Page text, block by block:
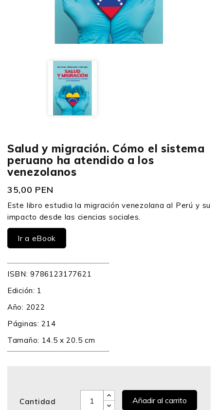
Salud y migración. Cómo el sistema
peruano ha atendido a los
venezolanos
35,00 PEN
Este libro estudia la migración venezolana al Perú y su
impacto desde las ciencias sociales.
Ir a eBook
ISBN: 9786123177621
Edición: 1
Año: 2022
Páginas: 214
Tamaño: 14.5 x 20.5 cm
Cantidad Añadir al carrito